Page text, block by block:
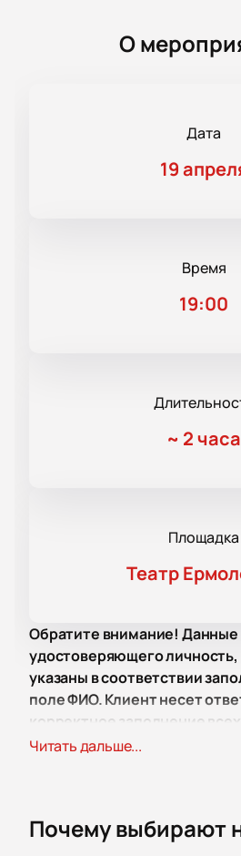
О
Дата
19
Время
19:00
~ 2 часа
Площадка
Театр
Обратите внимание! Данные
удостоверяющего
указаны в соответствии
поле ФИО. Клиент несет
корректное заполнение
забудьте взять документ с
Ермоловой по адресу: Москва,
Читать дальше...
Почему выбирают